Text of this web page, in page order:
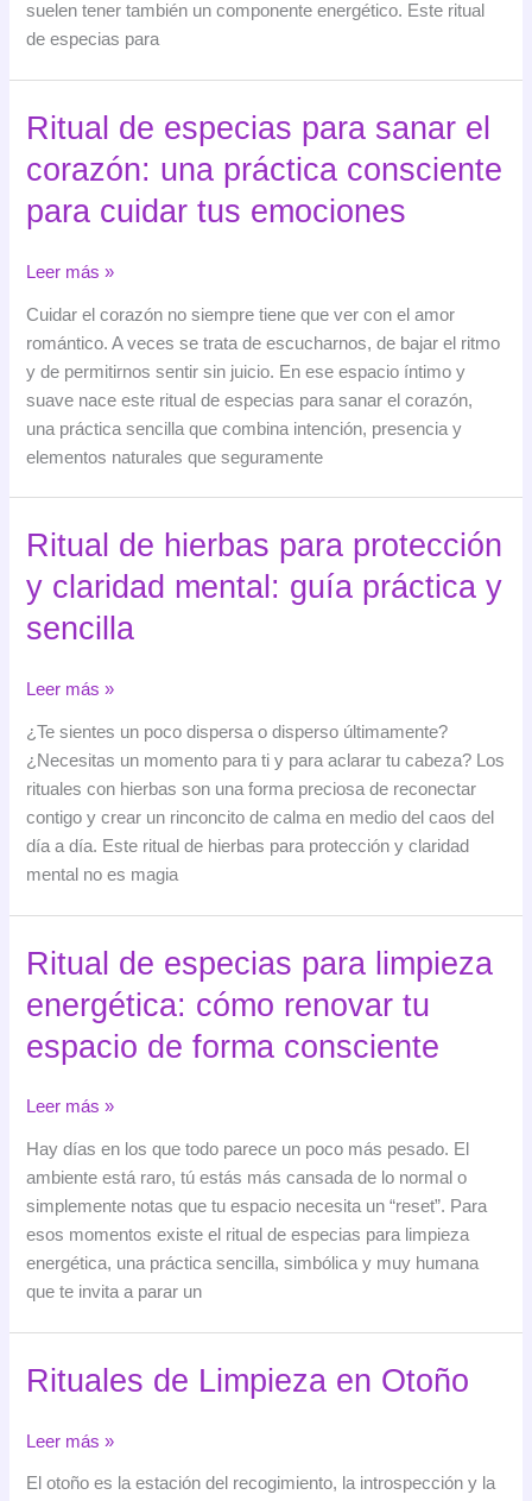
trabajo
suelen tener también un componente energético. Este ritual
de especias para
Ritual de especias para sanar el
corazón: una práctica consciente
para cuidar tus emociones
Ritual
sanar
corazón:
práctica
para
cuidar
emociones
Leer más »
Cuidar el corazón no siempre tiene que ver con el amor
romántico. A veces se trata de escucharnos, de bajar el ritmo
y de permitirnos sentir sin juicio. En ese espacio íntimo y
suave nace este ritual de especias para sanar el corazón,
una práctica sencilla que combina intención, presencia y
elementos naturales que seguramente
Ritual de hierbas para protección
y claridad mental: guía práctica y
sencilla
Ritual
hierbas
para
guía
y
sencilla
Leer más »
¿Te sientes un poco dispersa o disperso últimamente?
¿Necesitas un momento para ti y para aclarar tu cabeza? Los
rituales con hierbas son una forma preciosa de reconectar
contigo y crear un rinconcito de calma en medio del caos del
día a día. Este ritual de hierbas para protección y claridad
mental no es magia
Ritual de especias para limpieza
energética: cómo renovar tu
espacio de forma consciente
Ritual
especias
limpieza
cómo
renovar
tu
de
consciente
Leer más »
Hay días en los que todo parece un poco más pesado. El
ambiente está raro, tú estás más cansada de lo normal o
simplemente notas que tu espacio necesita un “reset”. Para
esos momentos existe el ritual de especias para limpieza
energética, una práctica sencilla, simbólica y muy humana
que te invita a parar un
Rituales de Limpieza en Otoño
Rituales
Leer más »
El otoño es la estación del recogimiento, la introspección y la